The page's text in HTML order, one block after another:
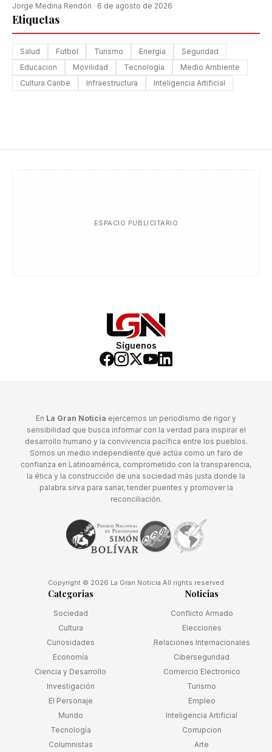
Jorge Medina Rendón · 6 de agosto de 2026
Etiquetas
Salud Futbol Turismo Energia
Seguridad
Educacion
Movilidad Tecnología
Medio Ambiente
Cultura Caribe
Infraestructura Inteligencia Artificial
ESPACIO PUBLICITARIO
Síguenos
En La Gran Noticia ejercemos un periodismo de rigor y
sensibilidad que busca informar con la verdad para inspirar el
desarrollo humano y la convivencia pacífica entre los pueblos.
Somos un medio independiente que actúa como un faro de
confianza en Latinoamérica, comprometido con la transparencia,
la ética y la construcción de una sociedad más justa donde la
palabra sirva para sanar, tender puentes y promover la
reconciliación.
Copyright © 2026 La Gran Noticia All rights reserved
Categorias
Sociedad
Cultura
Curiosidades
Economía
Ciencia y Desarrollo
Investigación
El Personaje
Mundo
Tecnología
Columnistas
Noticias
Conflicto Armado
Elecciones
Relaciones Internacionales
Ciberseguridad
Comercio Electronico
Turismo
Empleo
Inteligencia Artificial
Corrupcion
Arte